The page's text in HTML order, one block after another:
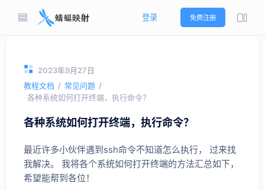
登录 免费注册
2023年9月27日
教程文档
常见问题
各种系统如何打开终端，执行命令？
各种系统如何打开终端，执行命令？
最近许多小伙伴遇到ssh命令不知道怎么执行， 过来找
我解决。 我将各个系统如何打开终端的方法汇总如下，
希望能帮到各位！